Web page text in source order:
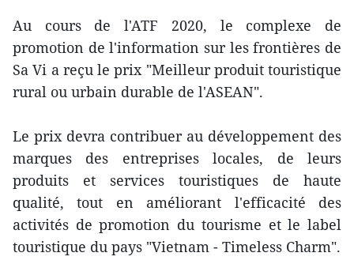
Au cours de l'ATF 2020, le complexe de
promotion de l'information sur les frontières de
Sa Vi a reçu le prix "Meilleur produit touristique
rural ou urbain durable de l'ASEAN".
Le prix devra contribuer au développement des
marques des entreprises locales, de leurs
produits et services touristiques de haute
qualité, tout en améliorant l'efficacité des
activités de promotion du tourisme et le label
touristique du pays "Vietnam - Timeless Charm".